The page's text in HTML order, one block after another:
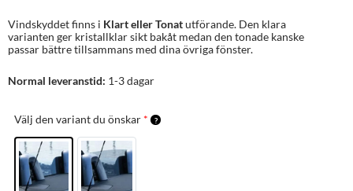
Vindskyddet finns i Klart ellerTonatutförande. Den klara
varianten ger kristallklar sikt bakåt medan den tonade kanske
passar bättre tillsammans med dina övriga fönster.
Normal leveranstid: 1-3 dagar
Välj den variant du önskar *